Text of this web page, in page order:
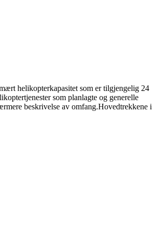
helikopterkapasitet som er tilgjengelig 24
som planlagte og generelle
beskrivelse av omfang.Hovedtrekkene i